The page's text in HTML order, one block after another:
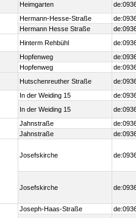
Heimgarten
Hermann-Hesse-Straße
Hermann Hesse Straße
Hinterm Rehbühl
Hopfenweg
Hopfenweg
Hutschenreuther Straße
In der Weiding 15
In der Weiding 15
Jahnstraße
Jahnstraße
Josefskirche
Josefskirche
Joseph-Haas-Straße